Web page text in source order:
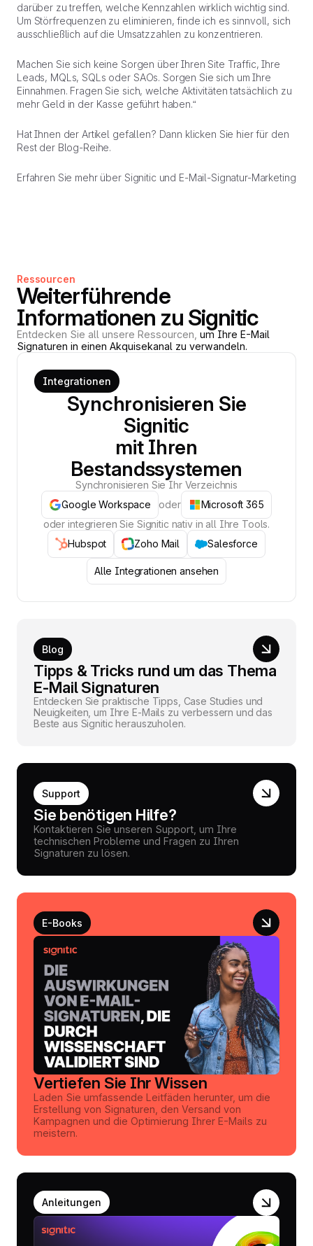
darüber zu treffen, welche Kennzahlen wirklich wichtig sind.
Um Störfrequenzen zu eliminieren, finde ich es sinnvoll, sich
ausschließlich auf die Umsatzzahlen zu konzentrieren.
Machen Sie sich keine Sorgen über Ihren Site Traffic, Ihre
Leads, MQLs, SQLs oder SAOs. Sorgen Sie sich um Ihre
Einnahmen. Fragen Sie sich, welche Aktivitäten tatsächlich zu
mehr Geld in der Kasse geführt haben.“
Hat Ihnen der Artikel gefallen? Dann klicken Sie hier für den
Rest der Blog-Reihe.
Erfahren Sie mehr über Signitic und E-Mail-Signatur-Marketing
Ressourcen
Weiterführende
Informationen zu Signitic
Entdecken Sie all unsere Ressourcen, um Ihre E-Mail
Signaturen in einen Akquisekanal zu verwandeln.
Integrationen
Synchronisieren Sie
Signitic
mit Ihren
Bestandssystemen
Synchronisieren Sie Ihr Verzeichnis
Google Workspace
oder
Microsoft 365
oder integrieren Sie Signitic nativ in all Ihre Tools.
Hubspot
Zoho Mail Salesforce
Alle Integrationen ansehen
Blog
Tipps & Tricks rund um das Thema
E-Mail Signaturen
Entdecken Sie praktische Tipps, Case Studies und
Neuigkeiten, um Ihre E-Mails zu verbessern und das
Beste aus Signitic herauszuholen.
Support
Sie benötigen Hilfe?
Kontaktieren Sie unseren Support, um Ihre
technischen Probleme und Fragen zu Ihren
Signaturen zu lösen.
E-Books
Vertiefen Sie Ihr Wissen
Laden Sie umfassende Leitfäden herunter, um die
Erstellung von Signaturen, den Versand von
Kampagnen und die Optimierung Ihrer E-Mails zu
meistern.
Anleitungen